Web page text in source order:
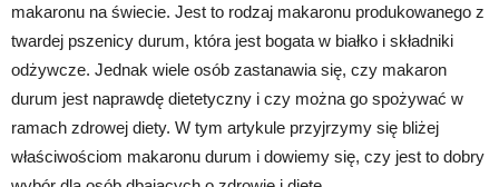
makaronu na świecie. Jest to rodzaj makaronu produkowanego z
twardej pszenicy durum, która jest bogata w białko i składniki
odżywcze. Jednak wiele osób zastanawia się, czy makaron
durum jest naprawdę dietetyczny i czy można go spożywać w
ramach zdrowej diety. W tym artykule przyjrzymy się bliżej
właściwościom makaronu durum i dowiemy się, czy jest to dobry